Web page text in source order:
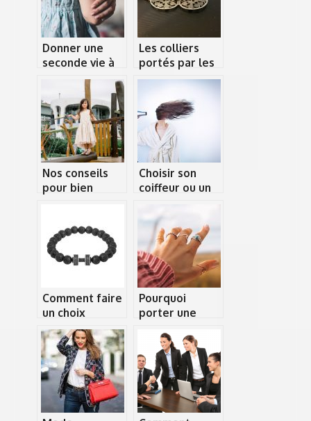
Donner une
seconde vie à
un vêtement
usé
Les colliers
portés par les
hommes.
Nos conseils
pour bien
votre petit
enfant
Choisir son
coiffeur ou un
coiffure : quels
criteres
considerer ?
Comment faire
un choix
optimal d’un
bracelet rock
pour homme ?
Pourquoi
porter une
pouce ?